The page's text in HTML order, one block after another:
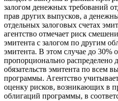
залогом денежных требований
прав других выпусков, а
отдельных залоговых счетах
агентство отмечает риск
эмитента с залогом по другим
эмитента. В этом случае до 30%
пропорционально распределено
обязательств эмитента по всем
программы. Агентство
оценку рисков, возникающих в
облигаций программы, в